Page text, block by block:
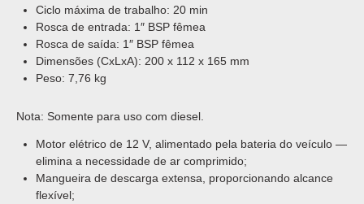
Ciclo máxima de trabalho: 20 min
Rosca de entrada: 1″ BSP fêmea
Rosca de saída: 1″ BSP fêmea
Dimensões (CxLxA): 200 x 112 x 165 mm
Peso: 7,76 kg
Nota: Somente para uso com diesel.
Motor elétrico de 12 V, alimentado pela bateria do veículo —
elimina a necessidade de ar comprimido;
Mangueira de descarga extensa, proporcionando alcance
flexível;